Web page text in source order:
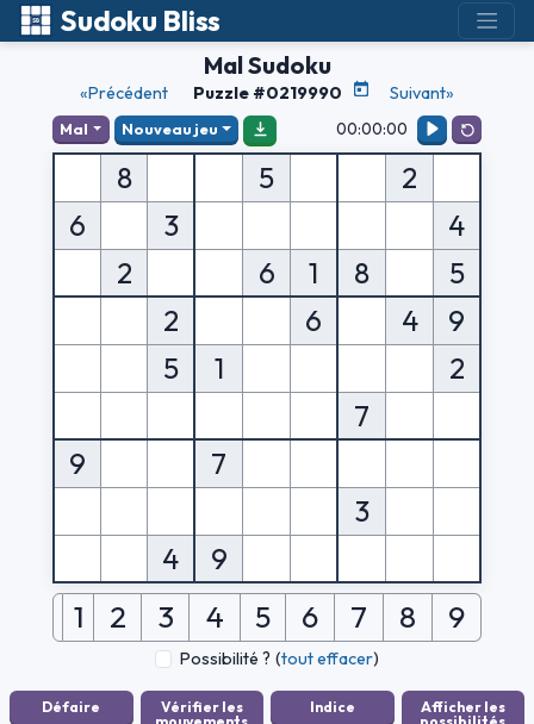
Sudoku Bliss
Mal Sudoku
«Précédent Puzzle #0219990 Suivant»
Mal Nouveau jeu 00:00:00
8 5
2
6
3
4
2
6 1 8
5
2
6 4
9
5
1
2
7
9
7
3
4
9
1 2 3 4 5 6 7 8 9
Possibilité ? (tout effacer)